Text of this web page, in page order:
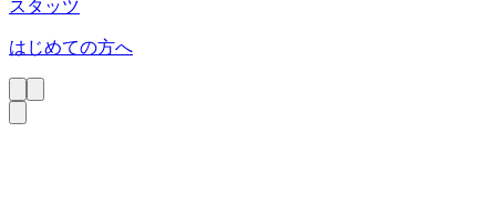
スタッツ
はじめての方へ